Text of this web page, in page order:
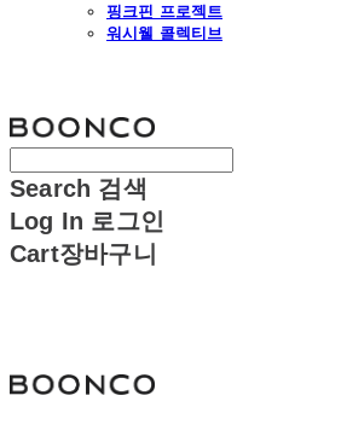
핑크핀 프로젝트
워시웰 콜렉티브
Search 검색
Log In 로그인
Cart장바구니